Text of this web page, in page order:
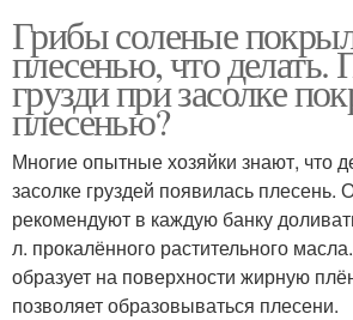
Грибы соленые
плесенью, что делать.
грузди при засолке
плесенью?
Многие опытные хозяйки знают, что
засолке груздей появилась плесень.
рекомендуют в каждую банку
л. прокалённого растительного
образует на поверхности жирную
позволяет образовываться плесени.